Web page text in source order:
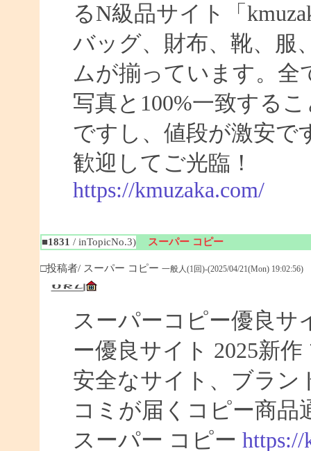
るN級品サイト「
バッグ、財布、靴、服
ムが揃っています。全
写真と100%一致する
ですし、値段が激安で
歓迎してご光臨！
https://kmuzaka.com/
■1831 / inTopicNo.3) スーパー コピー
□投稿者/ スーパー コピー 一般人(1回)-(2025/04/21(Mon) 19:02:56)
スーパーコピー優良サ
ー優良サイト 2025新
安全なサイト、ブラン
コミが届くコピー商品
スーパー コピー https://